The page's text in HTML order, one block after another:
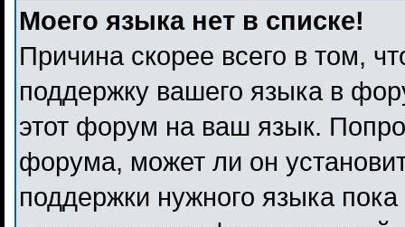
Моего языка нет в списке!
Причина скорее всего в том,
поддержку вашего языка в
этот форум на ваш язык.
форума, может ли он
поддержки нужного языка